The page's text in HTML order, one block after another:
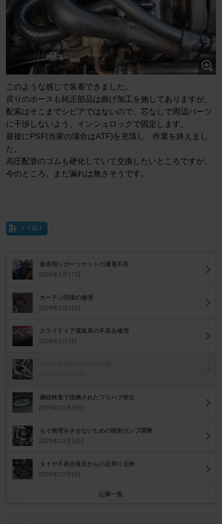
このような感じで装着できました。
戻りのホースも純正部品は曲げ加工を施してありますが、
配索はそこまでシビアではないので、芯なしで周辺パーツ
に干渉しないよう、インシュロックで固定します。
最後にPSF(当家の場合はATF)を充填し、作業を終えまし
た。
高圧配管のゴムも硬化していて交換したいところですが、
今のところ、まだ漏れは無さそうです。
イイね！
後席用シガーソケットの通電不良
2026年5月17日
カーテン関係の修理
2026年3月22日
スライドドア電装系の不具合修理
2026年1月3日
継続検査で指摘されたフリハブ突出
2025年10月29日
もう無理をさせないための噴射ポンプ調整
2025年10月19日
タイヤ不具合発見からの足周り点検
2025年10月5日
記事一覧